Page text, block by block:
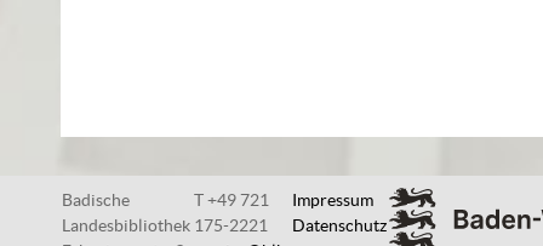
Badische
Landesbibliothek
T +49 721
175-2221
Impressum
Datenschutz